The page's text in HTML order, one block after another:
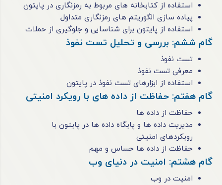
استفاده از کتابخانه های مربوط به رمزنگاری در پایتون
پیاده سازی الگوریتم های رمزنگاری متداول
استفاده از پایتون برای شناسایی و جلوگیری از حملات
گام ششم: بررسی و تحلیل تست نفوذ
تست نفوذ
معرفی تست نفوذ
استفاده از ابزارهای تست نفوذ در پایتون
گام هفتم: حفاظت از داده های با رویکرد امنیتی
حفاظت از داده ها
مدیریت داده ها و پایگاه داده ها در پایتون با
رویکردهای امنیتی
حفاظت از داده ها حساس و مهم
گام هشتم: امنیت در دنیای وب
امنیت در وب